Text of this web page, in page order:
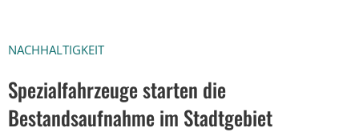
NACHHALTIGKEIT
Spezialfahrzeuge starten die
Bestandsaufnahme im Stadtgebiet